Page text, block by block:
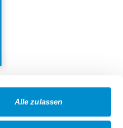
Alle zulassen